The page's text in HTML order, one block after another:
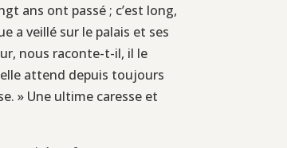
ans ont passé ; c’est long,
a veillé sur le palais et ses
nous raconte-t-il, il le
attend depuis toujours
» Une ultime caresse et